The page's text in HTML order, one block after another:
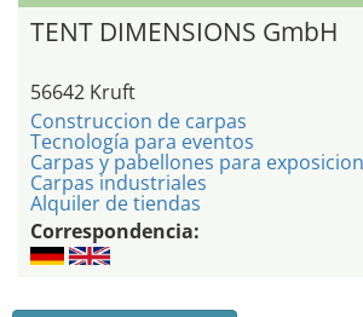
TENT DIMENSIONS GmbH
56642 Kruft
Construccion de carpas
Tecnología para eventos
Carpas y pabellones para
Carpas industriales
Alquiler de tiendas
Correspondencia: